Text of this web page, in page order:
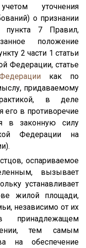
уточнения
о признании
пункта 7 Правил,
положение
2 части 1 статьи
Федерации, статье
как по
придаваемому
в деле
его в противоречие
в законную силу
Федерации на
оспариваемое
вызывает
устанавливает
жилой площади,
независимо от их
принадлежащем
тем самым
на обеспечение